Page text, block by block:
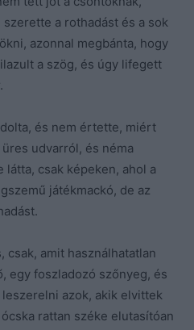
a rothadást és a sok
azonnal megbánta, hogy
a szög, és úgy lifegett
és nem értette, miért
udvarról, és néma
látta, csak képeken, ahol a
játékmackó, de az
csak, amit használhatatlan
egy foszladozó szőnyeg, és
azok, akik elvittek
rattan széke elutasítóan